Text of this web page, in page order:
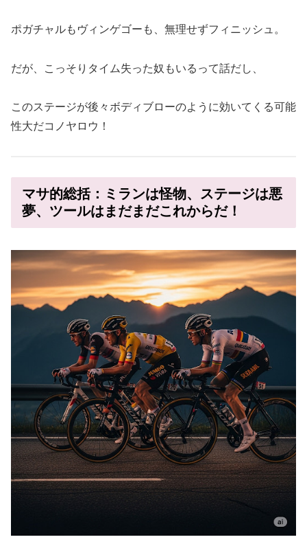
ポガチャルもヴィンゲゴーも、無理せずフィニッシュ。
だが、こっそりタイム失った奴もいるって話だし、
このステージが後々ボディブローのように効いてくる可能
性大だコノヤロウ！
マサ的総括：ミランは怪物、ステージは悪
夢、ツールはまだまだこれからだ！